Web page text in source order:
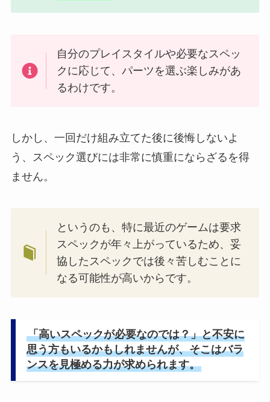
自分のプレイスタイルや必要なスペッ
クに応じて、パーツを選ぶ楽しみがあ
るわけです。
しかし、一回だけ組み立てた後に後悔しないよ
う、スペック選びには非常に慎重にならざるを得
ません。
というのも、特に最近のゲームは要求
スペックが年々上がっているため、妥
協したスペックでは後々苦しむことに
なる可能性が高いからです。
「高いスペックが必要なのでは？」と不安に
思う方もいるかもしれませんが、そこはバラ
ンスを見極める力が求められます。